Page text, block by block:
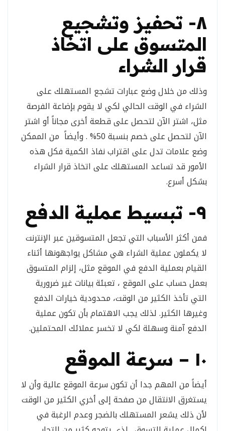
٨- تحفيز وتشجيع
المتسوق على اتخاذ
قرار الشراء
وذلك من خلال وضع عبارات تشجع المستهلك على
الشراء في الوقت الحالي لكي لا يقوم بإضاعة الفرصة
مثل، اشتر الآن لتحصل على قطعة أخرى مجاناً أو اشتر
الآن لتحصل على خصم بنسبة 50% . وأيضاً من الممكن
وضع علامات تدل على اقتراب نفاذ الكمية فكل هذه
الأمور قد تساعد المستهلك على اتخاذ قرار الشراء
بشكل أسرع.
٩- تبسيط عملية الدفع
فمن أكثر الأسباب التي تجعل المتسوقين عبر الإنترنت
لا يكملون عملية الشراء هي مشاكل يواجهونها أثناء
القيام بعملية الدفع في الموقع مثل، إلزام المتسوق
بعمل حساب على الموقع ، تعبئة بيانات غير ضرورية
التي تأخذ الكثير من الوقت، محدودية خيارات الدفع
وغيرها الكثير. لذلك يجب الاهتمام بأن تكون عملية
الدفع آمنة وسهلة لكي لا تخسر عملائك المحتملين.
١٠ – سرعة الموقع
أيضاً من المهم جدا أن تكون سرعة الموقع عالية وأن لا
يستغرق الانتقال من صفحة إلى أخري الكثير من الوقت
لأن ذلك يشعر المستهلك بالضجر وعدم الرغبة في